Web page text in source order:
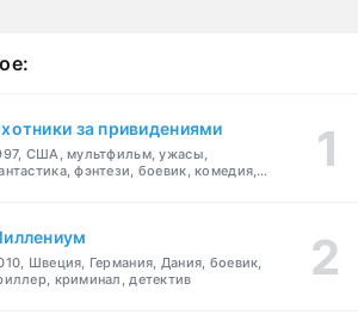
за привидениями
США, мультфильм, ужасы,
фэнтези, боевик, комедия,
Швеция, Германия, Дания, боевик,
криминал, детектив